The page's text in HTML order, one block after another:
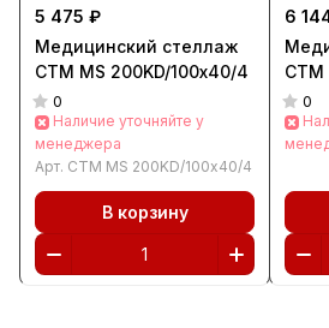
5 475 ₽
Медицинский стеллаж
СТМ MS 200KD/100х40/4
0
Наличие уточняйте у
менеджера
Арт. СТМ MS 200KD/100х40/4
В корзину
6
СТМ
0